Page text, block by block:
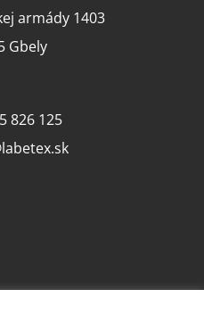
armády 1403
Gbely
826 125